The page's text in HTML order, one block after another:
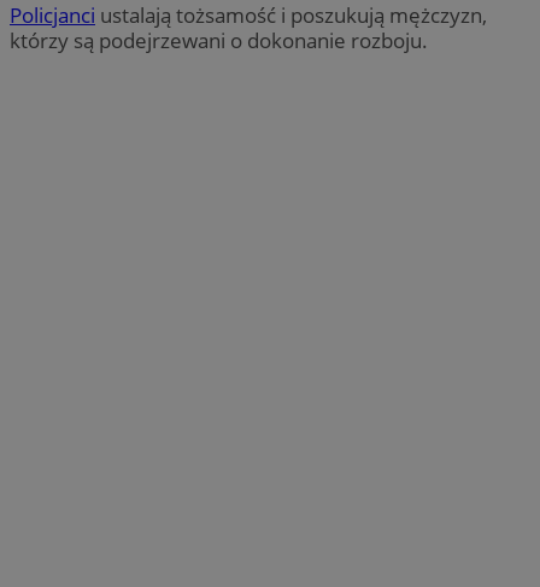
Policjanci ustalają tożsamość i poszukują mężczyzn,
którzy są podejrzewani o dokonanie rozboju.